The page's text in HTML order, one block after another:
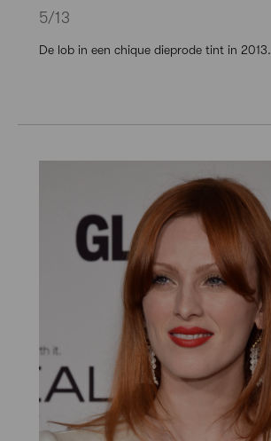
5/13
De lob in een chique dieprode tint in 2013.